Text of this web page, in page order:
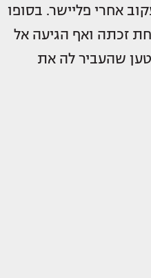
אחרי פליישר. בסופו
זכתה ואף הגיעה אל
שהעביר לה את